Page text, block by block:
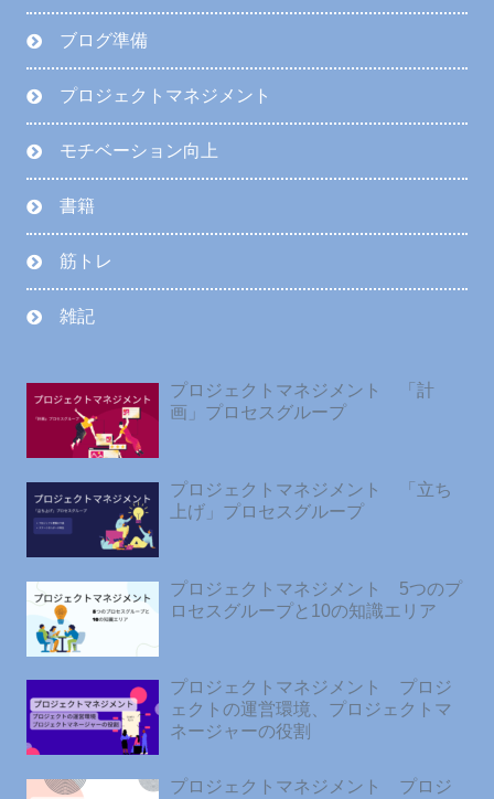
ブログ準備
プロジェクトマネジメント
モチベーション向上
書籍
筋トレ
雑記
プロジェクトマネジメント 「計
画」プロセスグループ
プロジェクトマネジメント 「立ち
上げ」プロセスグループ
プロジェクトマネジメント 5つのプ
ロセスグループと10の知識エリア
プロジェクトマネジメント プロジ
ェクトの運営環境、プロジェクトマ
ネージャーの役割
プロジェクトマネジメント プロジ